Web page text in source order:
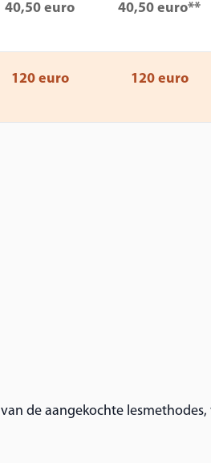
40,50 euro 40,50 euro**
120 euro 120 euro
van de aangekochte lesmethodes,